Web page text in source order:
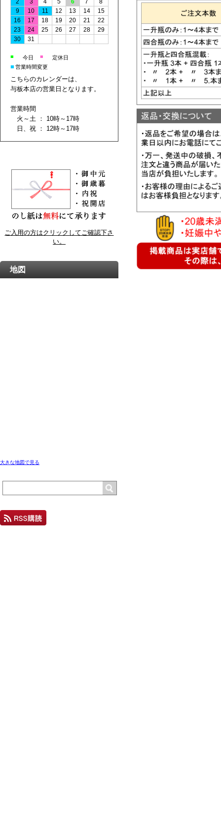
2
3 4 5 6 7
8
9
10 11 12 13 14
15
16
17 18 19 20 21
22
23
24 25 26 27 28
29
30
31
■ 今日 ■ 定休日
■ 営業時間変更
こちらのカレンダーは、
与板本店の営業日となります。
営業時間
火～土 ： 10時～17時
日、祝 ： 12時～17時
ご入用の方はクリックしてご確認下さ
い。
地図
大きな地図で見る